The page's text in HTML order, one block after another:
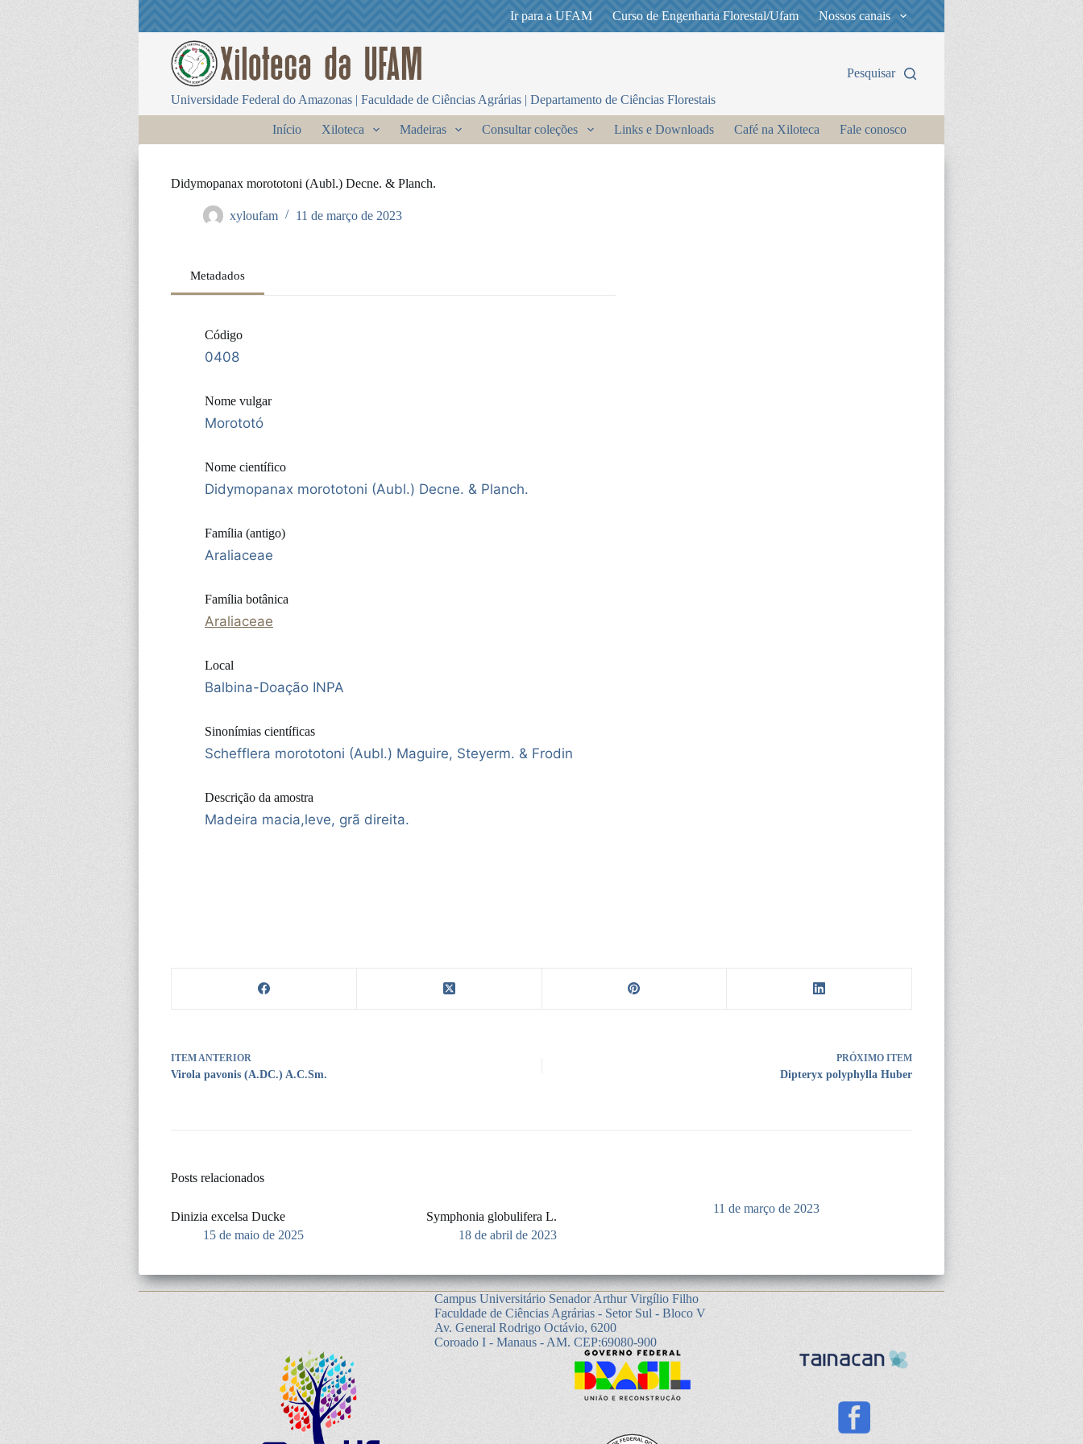
Ir para a UFAM Curso de Engenharia Florestal/Ufam Nossos canais
Universidade Federal do Amazonas | Faculdade de Ciências Agrárias | Departamento de Ciências Florestais
Pesquisar
Início Xiloteca Madeiras Consultar coleções Links e Downloads Café na Xiloteca Fale conosco
Didymopanax morototoni (Aubl.) Decne. & Planch.
xyloufam 11 de março de 2023
Metadados
Código
0408
Nome vulgar
Morototó
Nome científico
Didymopanax morototoni (Aubl.) Decne. & Planch.
Família (antigo)
Araliaceae
Família botânica
Araliaceae
Local
Balbina-Doação INPA
Sinonímias científicas
Schefflera morototoni (Aubl.) Maguire, Steyerm. & Frodin
Descrição da amostra
Madeira macia,leve, grã direita.
ITEM ANTERIOR
Virola pavonis (A.DC.) A.C.Sm.
PRÓXIMO ITEM
Dipteryx polyphylla Huber
Posts relacionados
Dinizia excelsa Ducke
15 de maio de 2025
Symphonia globulifera L.
18 de abril de 2023
11 de março de 2023
Campus Universitário Senador Arthur Virgílio Filho
Faculdade de Ciências Agrárias - Setor Sul - Bloco V
Av. General Rodrigo Octávio, 6200
Coroado I - Manaus - AM. CEP:69080-900